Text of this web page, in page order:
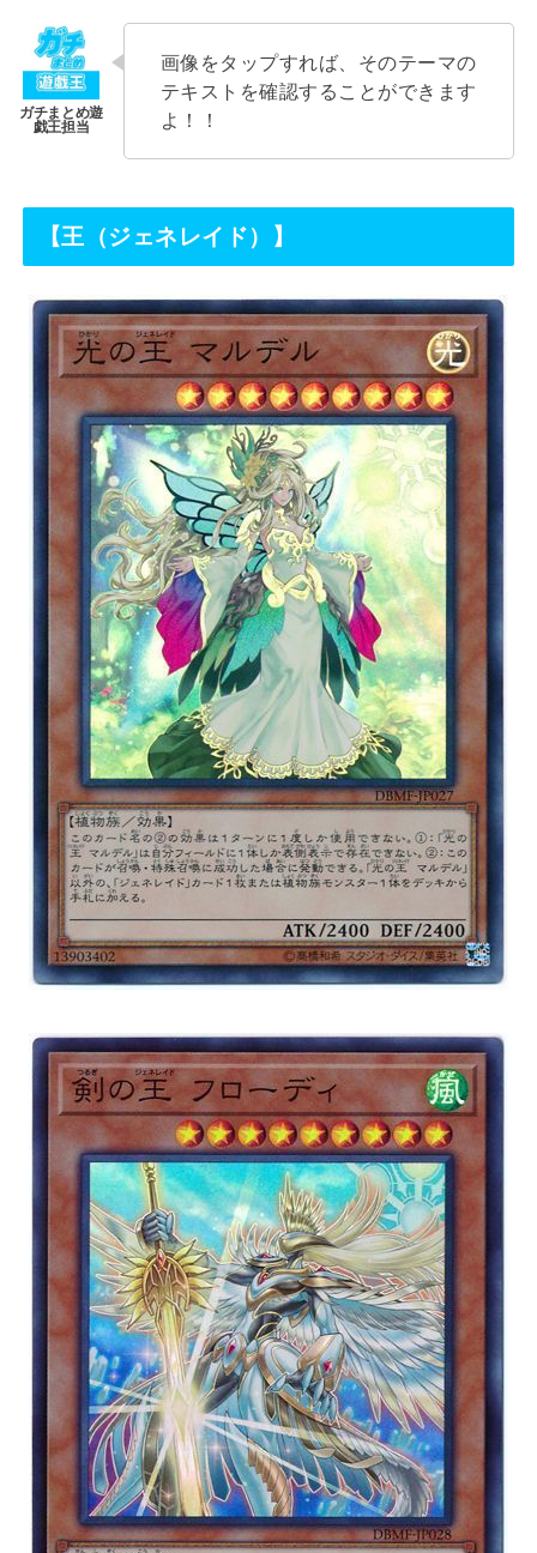
画像をタップすれば、そのテーマの
テキストを確認することができます
よ！！
【王（ジェネレイド）】